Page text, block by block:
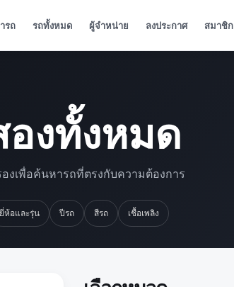
รถ รถทั้งหมด ผู้จำหน่าย ลงประกาศ สมาชิก
งทั้งหมด
งเพื่อค้นหารถที่ตรงกับความต้องการ
ยี่ห้อและรุ่น ปีรถ สีรถ เชื้อเพลิง